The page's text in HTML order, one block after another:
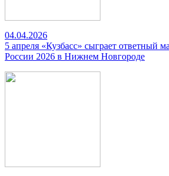
04.04.2026
5 апреля «Кузбасс» сыграет ответный
России 2026 в Нижнем Новгороде